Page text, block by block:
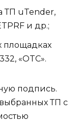
ТП uTender,
и др.;
площадках
«OTC».
подпись.
ТП с